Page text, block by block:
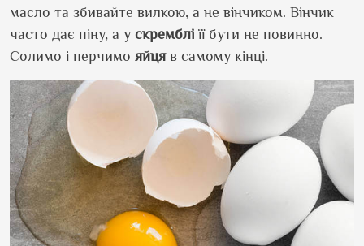
масло та збивайте вилкою, а не вінчиком. Вінчик
часто дає піну, а у скремблі її бути не повинно.
Солимо і перчимо яйцяв самому кінці.